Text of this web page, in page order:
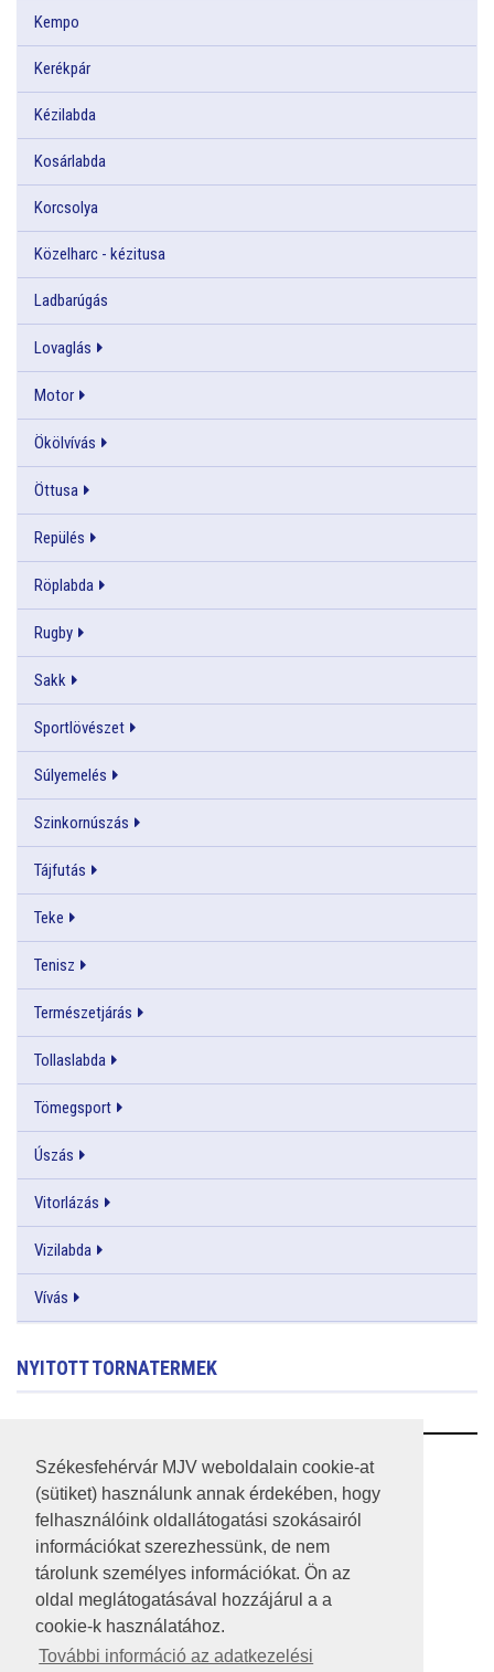
Székesfehérvár MJV weboldalain cookie-at
(sütiket) használunk annak érdekében, hogy
felhasználóink oldallátogatási szokásairól
információkat szerezhessünk, de nem
tárolunk személyes információkat. Ön az
oldal meglátogatásával hozzájárul a a
cookie-k használatához.
További információ az adatkezelési
Kempo
Kerékpár
Kézilabda
Kosárlabda
Korcsolya
Közelharc - kézitusa
Ladbarúgás
Lovaglás
Motor
Ökölvívás
Öttusa
Repülés
Röplabda
Rugby
Sakk
Sportlövészet
Súlyemelés
Szinkornúszás
Tájfutás
Teke
Tenisz
Természetjárás
Tollaslabda
Tömegsport
Úszás
Vitorlázás
Vizilabda
Vívás
NYITOTT TORNATERMEK
RSS
A HONLAP 2017.03.31-I ÁLLAPOTA
JOGI NYILATKOZAT
IMPRESSZUM